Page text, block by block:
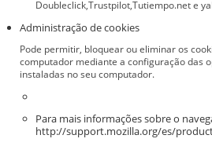
Doubleclick,Trustpilot,Tutiempo.net e
Administração de cookies
Pode permitir, bloquear ou eliminar os
computador mediante a configuração das
instaladas no seu computador.
Para mais informações sobre o
http://support.mozilla.org/es/